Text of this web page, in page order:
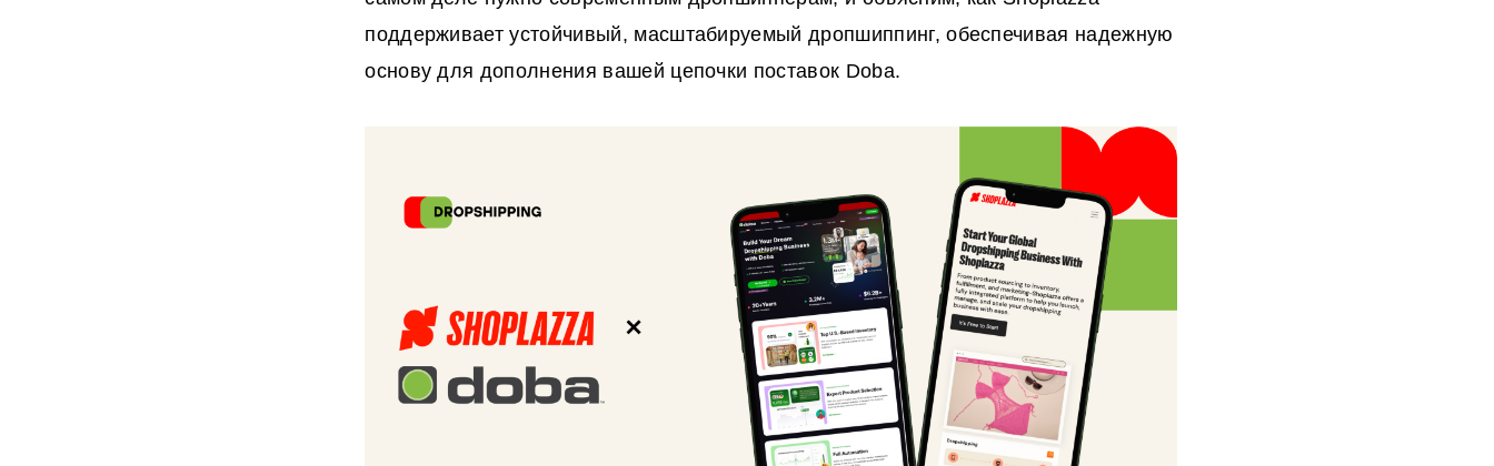
поддерживает устойчивый, масштабируемый дропшиппинг, обеспечивая надежную
основу для дополнения вашей цепочки поставок Doba.